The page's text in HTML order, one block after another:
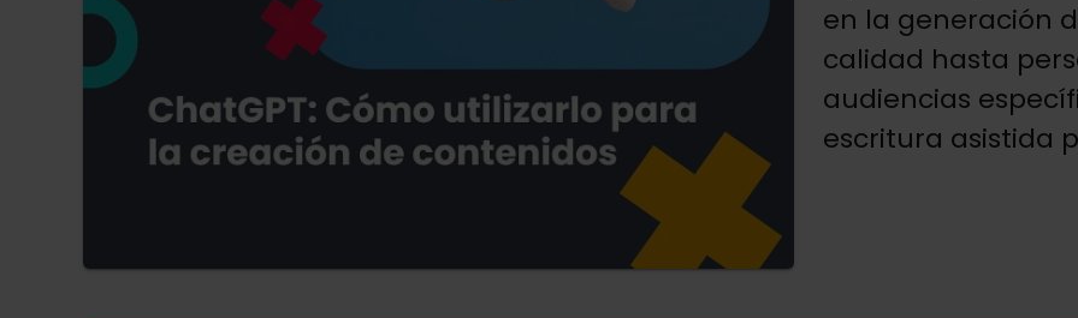
en la generación
calidad hasta
audiencias
escritura asistida